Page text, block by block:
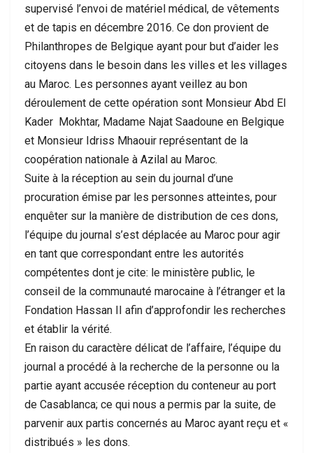
supervisé l’envoi de matériel médical, de vêtements
et de tapis en décembre 2016. Ce don provient de
Philanthropes de Belgique ayant pour but d’aider les
citoyens dans le besoin dans les villes et les villages
au Maroc. Les personnes ayant veillez au bon
déroulement de cette opération sont Monsieur Abd El
Kader Mokhtar, Madame Najat Saadoune en Belgique
et Monsieur Idriss Mhaouir représentant de la
coopération nationale à Azilal au Maroc.
Suite à la réception au sein du journal d’une
procuration émise par les personnes atteintes, pour
enquêter sur la manière de distribution de ces dons,
l’équipe du journal s’est déplacée au Maroc pour agir
en tant que correspondant entre les autorités
compétentes dont je cite: le ministère public, le
conseil de la communauté marocaine à l’étranger et la
Fondation Hassan II afin d’approfondir les recherches
et établir la vérité.
En raison du caractère délicat de l’affaire, l’équipe du
journal a procédé à la recherche de la personne ou la
partie ayant accusée réception du conteneur au port
de Casablanca; ce qui nous a permis par la suite, de
parvenir aux partis concernés au Maroc ayant reçu et «
distribués » les dons.